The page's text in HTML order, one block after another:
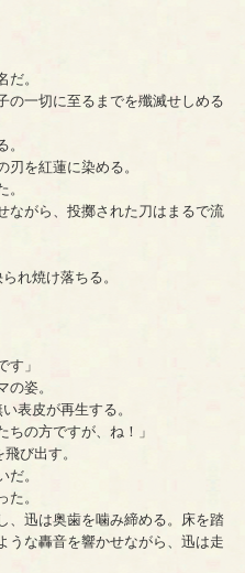
。
の一切に至るまでを殲滅せしめる
を紅蓮に染める。
がら、投擲された刀はまるで流
れ焼け落ちる。
す」
姿。
表皮が再生する。
の方ですが、ね！」
び出す。
。
。
迅は奥歯を噛み締める。床を踏
な轟音を響かせながら、迅は走